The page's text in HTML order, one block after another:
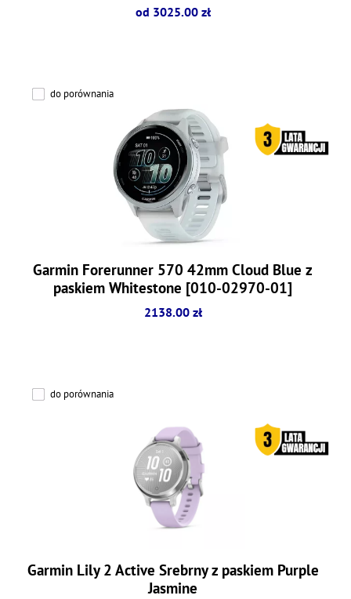
od 3025.00 zł
do porównania
Garmin Forerunner 570 42mm Cloud Blue z
paskiem Whitestone [010-02970-01]
2138.00 zł
do porównania
Garmin Lily 2 Active Srebrny z paskiem Purple
Jasmine